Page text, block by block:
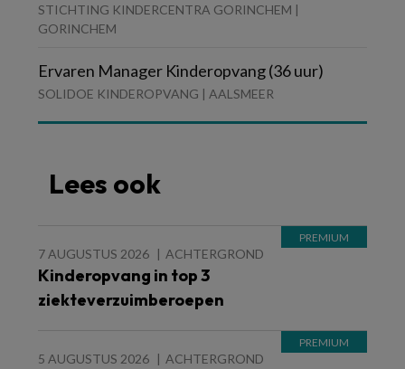
STICHTING KINDERCENTRA GORINCHEM |
GORINCHEM
Ervaren Manager Kinderopvang (36 uur)
SOLIDOE KINDEROPVANG | AALSMEER
Lees ook
7 AUGUSTUS 2026 ACHTERGROND
Kinderopvang in top 3
ziekteverzuimberoepen
5 AUGUSTUS 2026 ACHTERGROND